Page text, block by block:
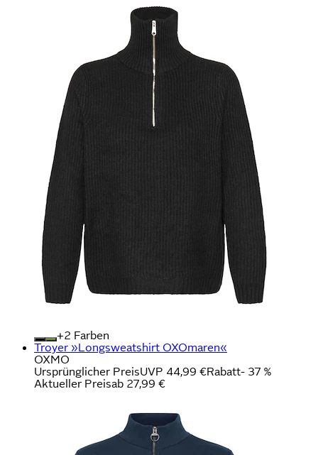
+
Farben
Troyer »Longsweatshirt OXOmaren«
OXMO
Ursprünglicher PreisUVP 44,99 €Rabatt- 37 %
Aktueller Preisab 27,99 €